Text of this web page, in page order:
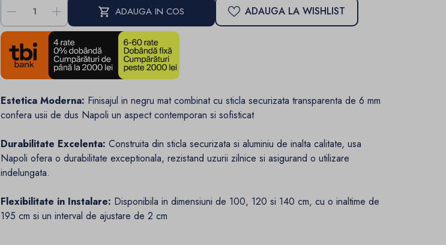
- + ADAUGA IN COS ADAUGA LA WISHLIST
Estetica Moderna: Finisajul in negru mat combinat cu sticla securizata transparenta de 6 mm
confera usii de dus Napoli un aspect contemporan si sofisticat
Durabilitate Excelenta:Construita din sticla securizata si aluminiu de inalta calitate, usa
Napoli ofera o durabilitate exceptionala, rezistand uzurii zilnice si asigurand o utilizare
indelungata.
Flexibilitate in Instalare: Disponibila in dimensiuni de 100, 120 si 140 cm, cu o inaltime de
195 cm si un interval de ajustare de 2 cm